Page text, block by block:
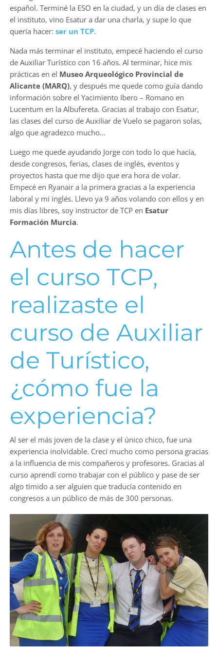
español. Terminé la ESO en la ciudad, y un día de clases en
el instituto, vino Esatur a dar una charla, y supe lo que
quería hacer: ser un TCP.
Nada más terminar el instituto, empecé haciendo el curso
de Auxiliar Turístico con 16 años. Al terminar, hice mis
prácticas en el Museo Arqueológico Provincial de
Alicante (MARQ), y después me quede como guía dando
información sobre el Yacimiento Ibero – Romano en
Lucentum en la Albufereta. Gracias al trabajo con Esatur,
las clases del curso de Auxiliar de Vuelo se pagaron solas,
algo que agradezco mucho…
Luego me quede ayudando Jorge con todo lo que hacía,
desde congresos, ferias, clases de inglés, eventos y
proyectos hasta que me dijo que era hora de volar.
Empecé en Ryanair a la primera gracias a la experiencia
laboral y mi inglés. Llevo ya 9 años volando con ellos y en
mis días libres, soy instructor de TCP en Esatur
Formación Murcia.
Antes de hacer
el curso TCP,
realizaste el
curso de Auxiliar
de Turístico,
¿cómo fue la
experiencia?
Al ser el más joven de la clase y el único chico, fue una
experiencia inolvidable. Crecí mucho como persona gracias
a la influencia de mis compañeros y profesores. Gracias al
curso aprendí como trabajar con el público y pase de ser
algo tímido a ser alguien que traducía contenido en
congresos a un público de más de 300 personas.